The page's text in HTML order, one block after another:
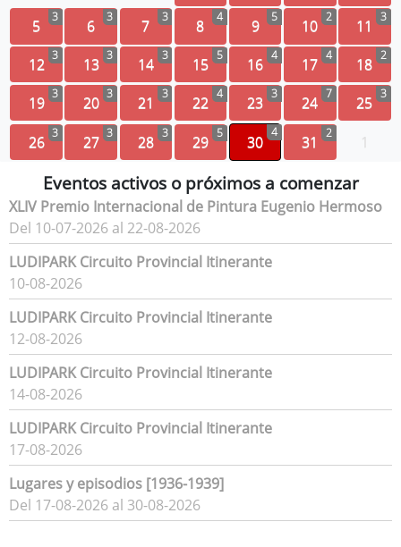
5 3 6 3 7 3 8 4 9 5 10 2 11 3
12 3 13 3 14 3 15 5 16 4 17 4 18 2
19 3 20 3 21 3 22 4 23 3 24 7 25 3
26 3 27 3 28 3 29 5 30
4
31 2 1
Eventos activos o próximos a comenzar
XLIV Premio Internacional de Pintura Eugenio Hermoso
Del 10-07-2026 al 22-08-2026
LUDIPARK Circuito Provincial Itinerante
10-08-2026
LUDIPARK Circuito Provincial Itinerante
12-08-2026
LUDIPARK Circuito Provincial Itinerante
14-08-2026
LUDIPARK Circuito Provincial Itinerante
17-08-2026
Lugares y episodios [1936-1939]
Del 17-08-2026 al 30-08-2026